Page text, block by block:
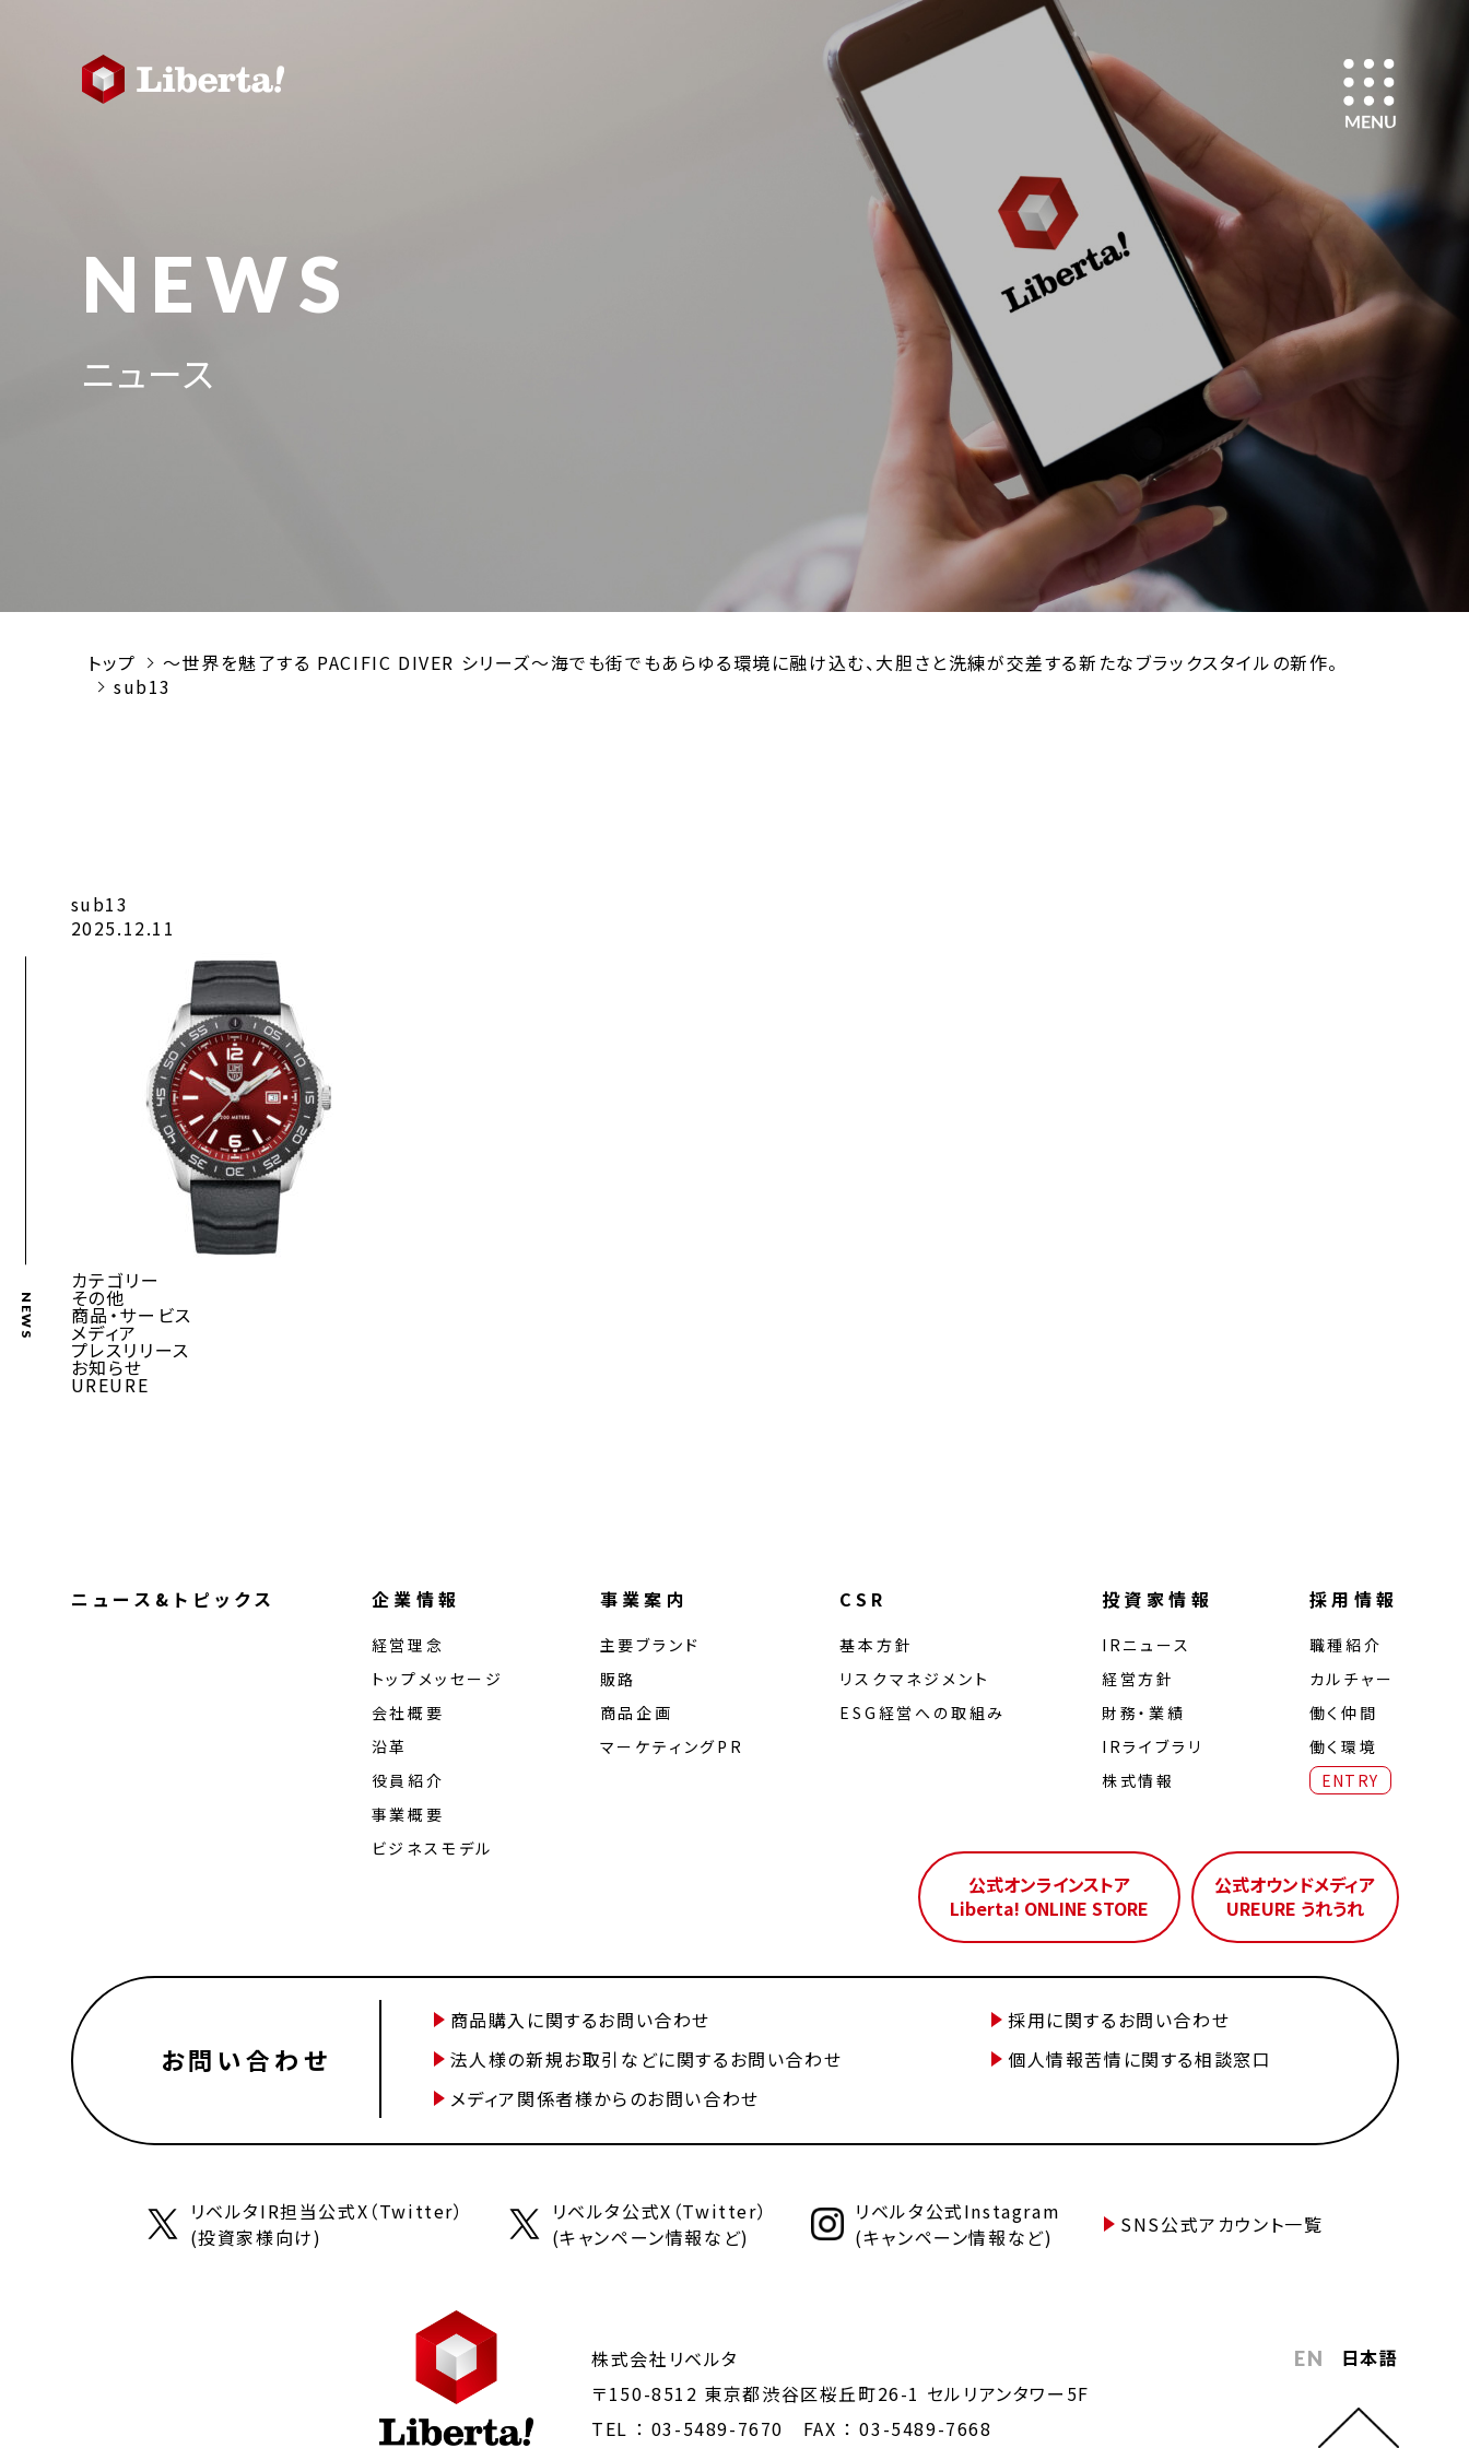
NEWS
ニュース
トップ
～世界を魅了する PACIFIC DIVER シリーズ～海でも街でもあらゆる環境に融け込む、大胆さと洗練が交差する新たなブラックスタイルの新作。
sub13
NEWS
sub13
2025.12.11
カテゴリー
その他
商品・サービス
メディア
プレスリリース
お知らせ
UREURE
ニュース&トピックス 企業情報
経営理念
トップメッセージ
会社概要
沿革
役員紹介
事業概要
ビジネスモデル
事業案内
主要ブランド
販路
商品企画
マーケティングPR
CSR
基本方針
リスクマネジメント
ESG経営への取組み
投資家情報
IRニュース
経営⽅針
財務・業績
IRライブラリ
株式情報
採用情報
職種紹介
カルチャー
働く仲間
働く環境
ENTRY
公式オンラインストア
Liberta! ONLINE STORE
公式オウンドメディア
UREURE うれうれ
お問い合わせ
商品購入に関するお問い合わせ
採用に関するお問い合わせ
法人様の新規お取引などに関するお問い合わせ
個人情報苦情に関する相談窓口
メディア関係者様からのお問い合わせ
リベルタIR担当公式X（Twitter）
(投資家様向け)
リベルタ公式X（Twitter）
(キャンペーン情報など)
リベルタ公式Instagram
(キャンペーン情報など)
SNS公式アカウント一覧
EN 日本語
株式会社リベルタ
〒150-8512 東京都渋谷区桜丘町26-1 セルリアンタワー5F
TEL ： 03-5489-7670 FAX ： 03-5489-7668